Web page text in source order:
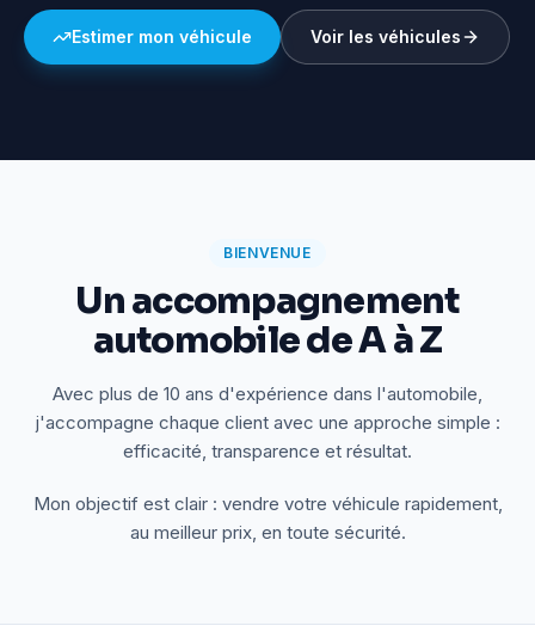
Estimer mon véhicule Voir les véhicules
BIENVENUE
Un accompagnement
automobile de A à Z
Avec plus de 10 ans d'expérience dans l'automobile,
j'accompagne chaque client avec une approche simple :
efficacité, transparence et résultat.
Mon objectif est clair : vendre votre véhicule rapidement,
au meilleur prix, en toute sécurité.